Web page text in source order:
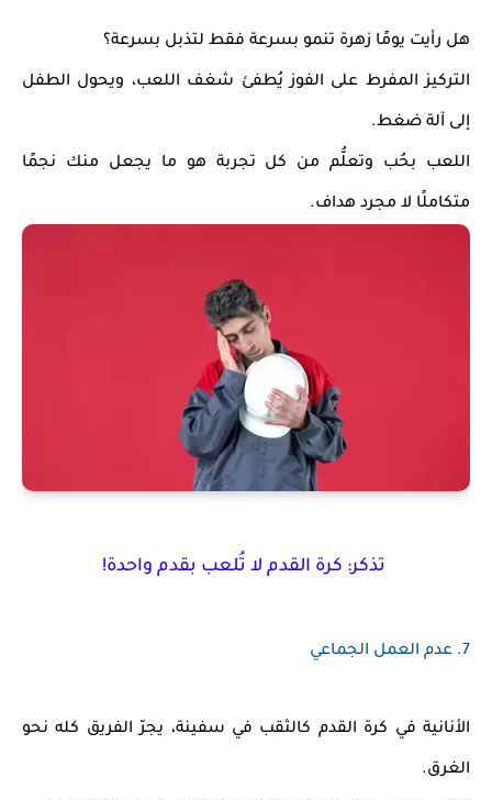
هل رأيت يومًا زهرة تنمو بسرعة فقط لتذبل بسرعة؟
التركيز المفرط على الفوز يُطفئ شغف اللعب، ويحول الطفل
إلى آلة ضغط.
اللعب بحُب وتعلُّم من كل تجربة هو ما يجعل منك نجمًا
متكاملًا لا مجرد هداف.
تذكر: كرة القدم لا تُلعب بقدم واحدة!
7. عدم العمل الجماعي
الأنانية في كرة القدم كالثقب في سفينة، يجرّ الفريق كله نحو
الغرق.